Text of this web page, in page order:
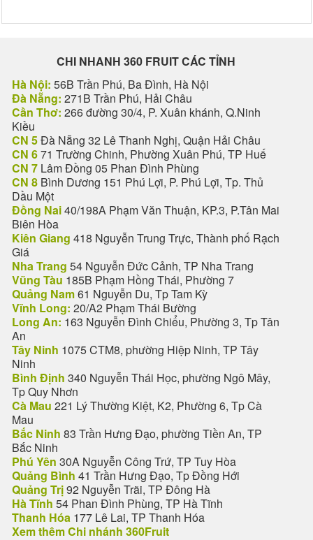
CHI NHANH 360 FRUIT CÁC TỈNH
Hà Nội: 56B Trần Phú, Ba Đình, Hà Nội
Đà Nẵng: 271B Trần Phú, Hải Châu
Cần Thơ: 266 đường 30/4, P. Xuân khánh, Q.Ninh
Kiều
CN 5Đà Nẵng 32 Lê Thanh Nghị, Quận Hải Châu
CN 671 Trường Chinh, Phường Xuân Phú, TP Huế
CN 7 Lâm Đồng 05 Phan Đình Phùng
CN 8 Bình Dương 151 Phú Lợi, P. Phú Lợi, Tp. Thủ
Dầu Một
Đồng Nai40/198A Phạm Văn Thuận, KP.3, P.Tân Mai
Biên Hòa
Kiên Giang 418 Nguyễn Trung Trực, Thành phố Rạch
Giá
Nha Trang 54 Nguyễn Đức Cảnh, TP Nha Trang
Vũng Tàu 185B Phạm Hồng Thái, Phường 7
Quảng Nam61 Nguyễn Du, Tp Tam Kỳ
Vĩnh Long: 20/A2 Phạm Thái Bường
Long An: 163 Nguyễn Đình Chiểu, Phường 3, Tp Tân
An
Tây Ninh 1075 CTM8, phường Hiệp Ninh, TP Tây
Ninh
Bình Định 340 Nguyễn Thái Học, phường Ngô Mây,
Tp Quy Nhơn
Cà Mau 221 Lý Thường Kiệt, K2, Phường 6, Tp Cà
Mau
Bắc Ninh 83 Trần Hưng Đạo, phường Tiền An, TP
Bắc Ninh
Phú Yên 30A Nguyễn Công Trứ, TP Tuy Hòa
Quảng Bình 41 Trần Hưng Đạo, Tp Đồng Hới
Quảng Trị92 Nguyễn Trãi, TP Đông Hà
Hà Tĩnh 54 Phan Đình Phùng, TP Hà Tĩnh
Thanh Hóa 177 Lê Lai, TP Thanh Hóa
Xem thêm Chi nhánh 360Fruit